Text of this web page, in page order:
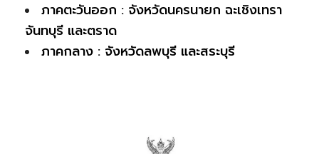
ภาคตะวันออก : จังหวัดนครนายก ฉะเชิงเทรา
จันทบุรี และตราด
ภาคกลาง : จังหวัดลพบุรี และสระบุรี